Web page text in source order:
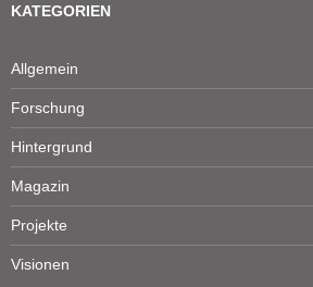
KATEGORIEN
Allgemein
Forschung
Hintergrund
Magazin
Projekte
Visionen